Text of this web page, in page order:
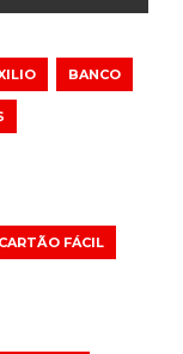
BANCO
CARTÃO FÁCIL